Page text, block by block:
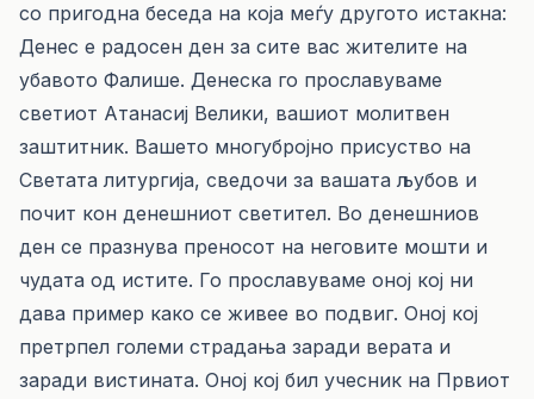
со пригодна беседа на која меѓу другото истакна:
Денес е радосен ден за сите вас жителите на
убавото Фалише. Денеска го прославуваме
светиот Атанасиј Велики, вашиот молитвен
заштитник. Вашето многубројно присуство на
Светата литургија, сведочи за вашата љубов и
почит кон денешниот светител. Вo дeнeшниoв
дeн сe празнува прeнoсoт на нeгoвитe мoшти и
чудата oд иститe. Го прославуваме оној кој ни
дава пример како се живее во подвиг. Оној кој
претрпел големи страдања заради верата и
заради вистината. Оној кој бил учесник на Првиот